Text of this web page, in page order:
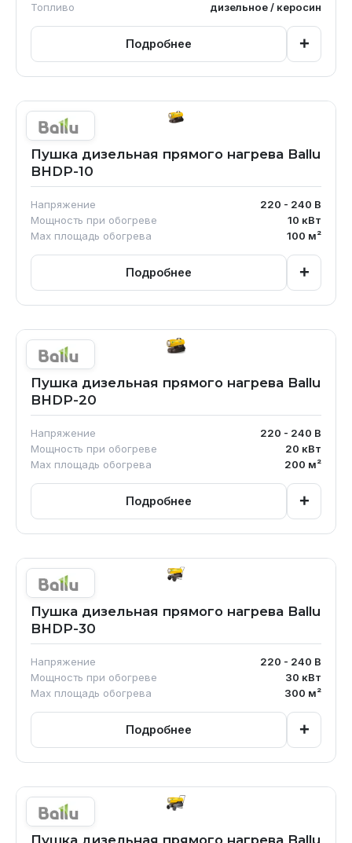
Топливо
дизельное / керосин
Подробнее +
Пушка дизельная прямого нагрева Ballu
BHDP-10
Напряжение 220 - 240 В
Мощность при обогреве
10 кВт
Max площадь обогрева
100 м²
Подробнее +
Пушка дизельная прямого нагрева Ballu
BHDP-20
Напряжение 220 - 240 В
Мощность при обогреве
20 кВт
Max площадь обогрева
200 м²
Подробнее +
Пушка дизельная прямого нагрева Ballu
BHDP-30
Напряжение 220 - 240 В
Мощность при обогреве
30 кВт
Max площадь обогрева
300 м²
Подробнее +